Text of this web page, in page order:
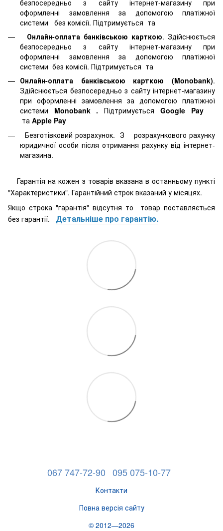
безпосередньо з сайту інтернет-магазину при
оформленні замовлення за допомогою платіжної
системи
без комісії. Підтримується та
Онлайн-оплата банківською карткою. Здійснюється
безпосередньо з сайту інтернет-магазину при
оформленні замовлення за допомогою платіжної
системи без комісії. Підтримується та
Онлайн-оплата банківською карткою (Monobank).
Здійснюється безпосередньо з сайту інтернет-магазину
при оформленні замовлення за допомогою платіжної
системи Monobank .Підтримується Google Pay
та Apple Pay
Безготівковий розрахунок. З розрахункового рахунку
юридичної особи після отримання рахунку від інтернет-
магазина.
Гарантія на кожен з товарів вказана в останньому пункті
"Характеристики". Гарантійний строк вказаний у місяцях.
Якщо строка "гарантія" відсутня то товар поставляється
без гарантії. Детальніше про гарантію.
067 747-72-90 095 075-10-77
Контакти
Повна версія сайту
© 2012—2026